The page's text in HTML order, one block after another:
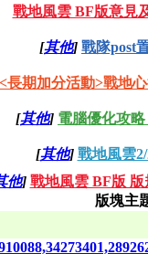
戰地風雲 BF版意見
[其他] 戰隊post
<長期加分活動>戰地
[其他] 電腦優化攻略
[其他] 戰地風雲
他] 戰地風雲 BF版
版塊主